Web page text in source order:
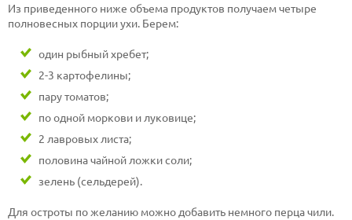
Из приведенного ниже объема продуктов получаем четыре
полновесных порции ухи. Берем:
один рыбный хребет;
2-3 картофелины;
пару томатов;
по одной моркови и луковице;
2 лавровых листа;
половина чайной ложки соли;
зелень (сельдерей).
Для остроты по желанию можно добавить немного перца чили.